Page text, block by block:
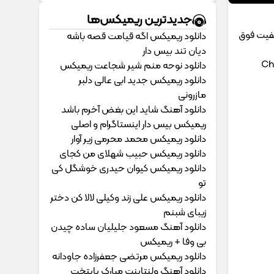
فوق
جدیدترین ریمیکس‌ها
دانلود ریمیکس اگه قیامت قصه باشه
دیان تند بیس دار
دانلود نوحه منم شیر شجاعت ریمیکس
دانلود ریمیکس جدید ابی عالی دلبر
مازرونی
دانلود آهنگ شاید این بغض آخرم باشد
ریمیکس بیس دار اینستاگرام و اصلی
دانلود ریمیکس محمد محرمی زیر آوار
دانلود ریمیکس حبیب شهلای من کجای
دانلود ریمیکس کیوان حیدری خوشگل کی
تو
دانلود ریمیکس علی زند وکیلی لالا کن دختر
زیبای شبنم
دانلود آهنگ مسعود جلیلیان ساده چیدن
بی وفا + ریمیکس
دانلود ریمیکس مرتضی جعفرزاده جاودانه